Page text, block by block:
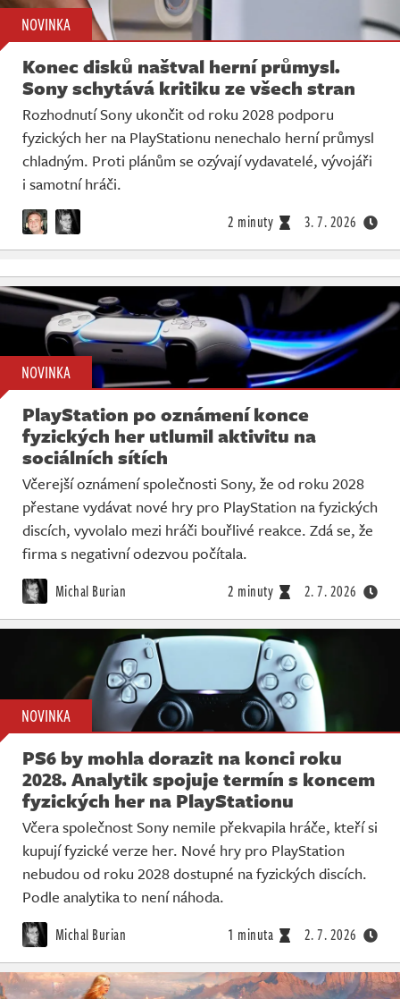
NOVINKA
Konec disků naštval herní průmysl.
Sony schytává kritiku ze všech stran
Rozhodnutí Sony ukončit od roku 2028 podporu
fyzických her na PlayStationu nenechalo herní průmysl
chladným. Proti plánům se ozývají vydavatelé, vývojáři
i samotní hráči.
2 minuty 3. 7. 2026
NOVINKA
PlayStation po oznámení konce
fyzických her utlumil aktivitu na
sociálních sítích
Včerejší oznámení společnosti Sony, že od roku 2028
přestane vydávat nové hry pro PlayStation na fyzických
discích, vyvolalo mezi hráči bouřlivé reakce. Zdá se, že
firma s negativní odezvou počítala.
Michal Burian 2 minuty 2. 7. 2026
NOVINKA
PS6 by mohla dorazit na konci roku
2028. Analytik spojuje termín s koncem
fyzických her na PlayStationu
Včera společnost Sony nemile překvapila hráče, kteří si
kupují fyzické verze her. Nové hry pro PlayStation
nebudou od roku 2028 dostupné na fyzických discích.
Podle analytika to není náhoda.
Michal Burian 1 minuta 2. 7. 2026